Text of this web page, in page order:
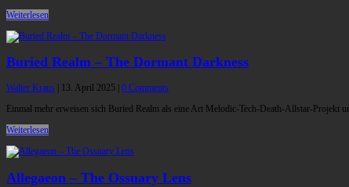
Weiterlesen
Buried Realm – The Dormant Darkness
Walter Kraus 13. April 2025
0 Comments
Einmal mehr erweisen sich Buried Realm als eine Art Melodic-Tech-Death-Allstar-Projekt
Weiterlesen
Allegaeon – The Ossuary Lens